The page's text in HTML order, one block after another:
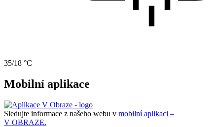
35/18 °C
Mobilní aplikace
Sledujte informace z našeho webu v mobilní aplikaci –
V OBRAZE.